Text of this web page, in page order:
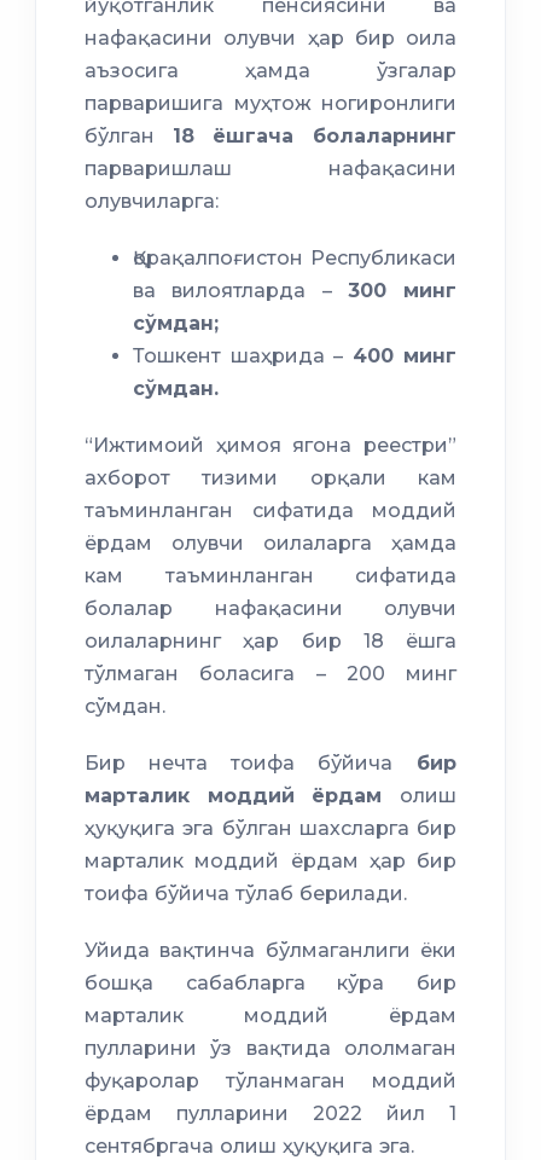
йўқотганлик пенсиясини ва
нафақасини олувчи ҳар бир оила
аъзосига ҳамда ўзгалар
парваришига муҳтож ногиронлиги
бўлган 18 ёшгача болаларнинг
парваришлаш нафақасини
олувчиларга:
Қорақалпоғистон Республикаси
ва вилоятларда – 300 минг
сўмдан;
Тошкент шаҳрида – 400 минг
сўмдан.
“Ижтимоий ҳимоя ягона реестри”
ахборот тизими орқали кам
таъминланган сифатида моддий
ёрдам олувчи оилаларга ҳамда
кам таъминланган сифатида
болалар нафақасини олувчи
оилаларнинг ҳар бир 18 ёшга
тўлмаган боласига – 200 минг
сўмдан.
Бир нечта тоифа бўйича бир
марталик моддий ёрдам олиш
ҳуқуқига эга бўлган шахсларга бир
марталик моддий ёрдам ҳар бир
тоифа бўйича тўлаб берилади.
Уйида вақтинча бўлмаганлиги ёки
бошқа сабабларга кўра бир
марталик моддий ёрдам
пулларини ўз вақтида ололмаган
фуқаролар тўланмаган моддий
ёрдам пулларини 2022 йил 1
сентябргача олиш ҳуқуқига эга.